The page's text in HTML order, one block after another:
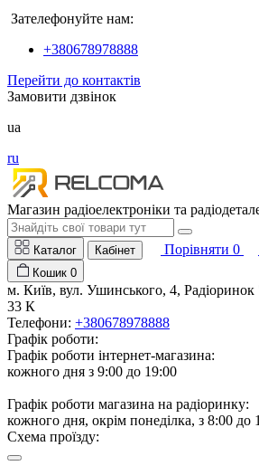
Зателефонуйте нам:
+380678978888
Перейти до контактів
Замовити дзвінок
ua
ru
Магазин радіоелектроніки та
Каталог Кабінет Порівняти 0
Кошик 0
м. Київ, вул. Ушинського, 4, Радіоринок
33 К
Телефони: +380678978888
Графік роботи:
Графік роботи інтернет-магазина:
кожного дня з 9:00 до 19:00
Графік роботи магазина на радіоринку:
кожного дня, окрім понеділка, з 8:00 до
Схема проїзду: